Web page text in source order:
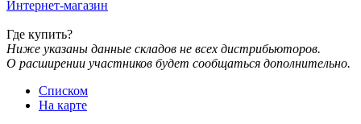
Интернет-магазин
Где купить?
Ниже указаны данные складов не всех дистрибьюторов.
О расширении участников будет сообщаться дополнительно.
Списком
На карте